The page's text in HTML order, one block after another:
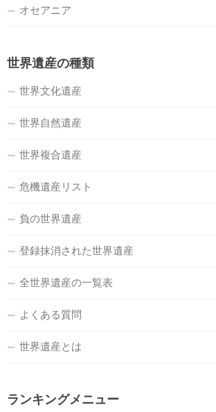
オセアニア
世界遺産の種類
世界文化遺産
世界自然遺産
世界複合遺産
危機遺産リスト
負の世界遺産
登録抹消された世界遺産
全世界遺産の一覧表
よくある質問
世界遺産とは
ランキングメニュー